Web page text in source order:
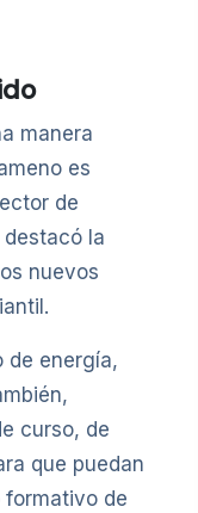
manera
es
de
destacó la
nuevos
de energía,
curso, de
que puedan
de